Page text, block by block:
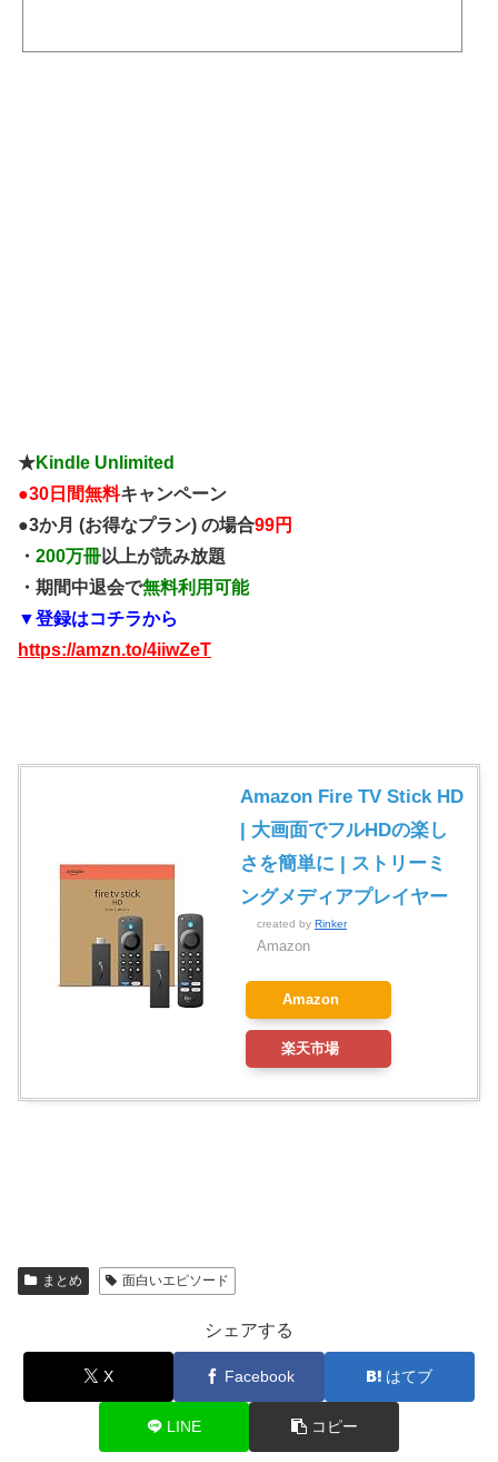
★Kindle Unlimited
●30日間無料キャンペーン
●3か月 (お得なプラン) の場合99円
・ 200万冊以上が読み放題
・期間中退会で無料利用可能
▼登録はコチラから
https://amzn.to/4iiwZeT
Amazon Fire TV Stick HD
| 大画面でフルHDの楽し
さを簡単に | ストリーミ
ングメディアプレイヤー
created by Rinker
Amazon
Amazon
楽天市場
まとめ 面白いエピソード
シェアする
X Facebook はてブ
LINE コピー